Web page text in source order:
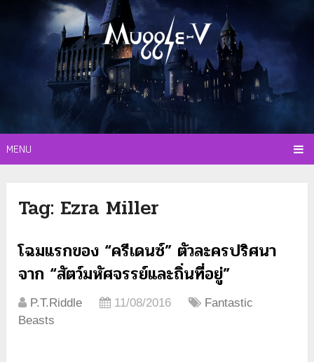
MENU
Tag: Ezra Miller
โฉมแรกของ “ครีเดนซ์” ตัวละครปริศนา
จาก “สัตว์มหัศจรรย์และถิ่นที่อยู่”
P.T.Riddle 11/08/2016
Fantastic
Beasts